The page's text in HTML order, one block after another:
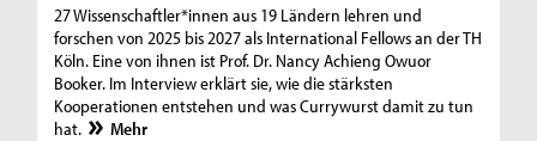
27 Wissenschaftler*innen aus 19 Ländern lehren und
forschen von 2025 bis 2027 als International Fellows an der TH
Köln. Eine von ihnen ist Prof. Dr. Nancy Achieng Owuor
Booker. Im Interview erklärt sie, wie die stärksten
Kooperationen entstehen und was Currywurst damit zu tun
hat.
Mehr